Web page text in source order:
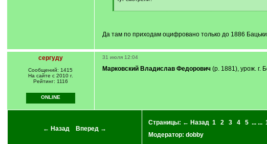
[
Да там по приходам оцифровано только до 1886
сергуду
Сообщений: 1415
На сайте с 2010 г.
Рейтинг: 1116
31 июля 12:04
Марковский Владислав Федорович(р. 1881), урож. г.
ONLINE
← Назад Вперед →
Страницы: ← Назад 1 2 3 4 5 ... ...
Модератор: dobby